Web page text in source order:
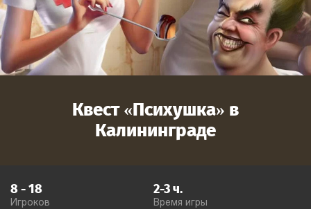
Квест «Психушка» в
Калининграде
8-18
Игроков
2-3ч.
Время игры